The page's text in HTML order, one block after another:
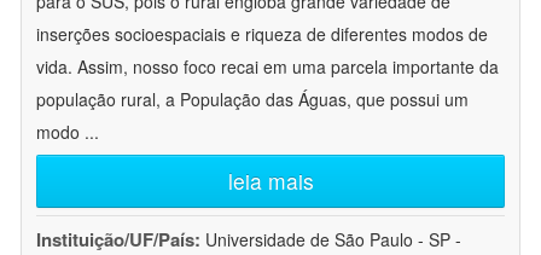
inserções socioespaciais e riqueza de diferentes modos de
vida. Assim, nosso foco recai em uma parcela importante da
população rural, a População das Águas, que possui um
modo ...
leia mais
Instituição/UF/País: Universidade de São Paulo - SP -